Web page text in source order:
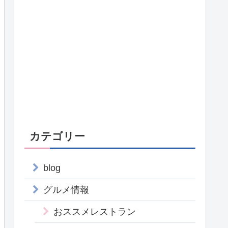
カテゴリー
blog
グルメ情報
おススメレストラン